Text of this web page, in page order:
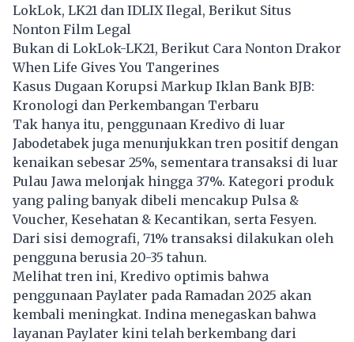
LokLok, LK21 dan IDLIX Ilegal, Berikut Situs
Nonton Film Legal
Bukan di LokLok-LK21, Berikut Cara Nonton Drakor
When Life Gives You Tangerines
Kasus Dugaan Korupsi Markup Iklan Bank BJB:
Kronologi dan Perkembangan Terbaru
Tak hanya itu, penggunaan Kredivo di luar
Jabodetabek juga menunjukkan tren positif dengan
kenaikan sebesar 25%, sementara transaksi di luar
Pulau Jawa melonjak hingga 37%. Kategori produk
yang paling banyak dibeli mencakup Pulsa &
Voucher, Kesehatan & Kecantikan, serta Fesyen.
Dari sisi demografi, 71% transaksi dilakukan oleh
pengguna berusia 20-35 tahun.
Melihat tren ini, Kredivo optimis bahwa
penggunaan Paylater pada Ramadan 2025 akan
kembali meningkat. Indina menegaskan bahwa
layanan Paylater kini telah berkembang dari